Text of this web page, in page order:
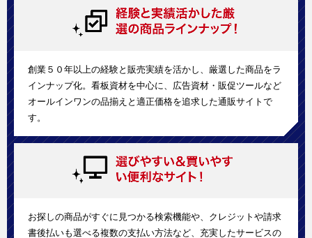
創業５０年以上の経験と販売実績を活かし、厳選した商品をラ
インナップ化。看板資材を中心に、広告資材・販促ツールなど
オールインワンの品揃えと適正価格を追求した通販サイトで
す。
お探しの商品がすぐに見つかる検索機能や、クレジットや請求
書後払いも選べる複数の支払い方法など、充実したサービスの